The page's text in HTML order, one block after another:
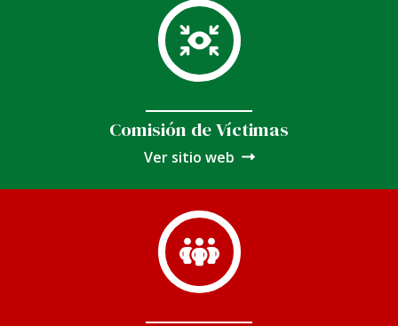
Comisión de Víctimas
Ver sitio web